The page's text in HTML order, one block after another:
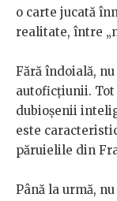
o carte jucată
realitate, între
Fără îndoială,
autoficțiunii. Tot
dubioșenii
este
păruielile din
Până la urmă,